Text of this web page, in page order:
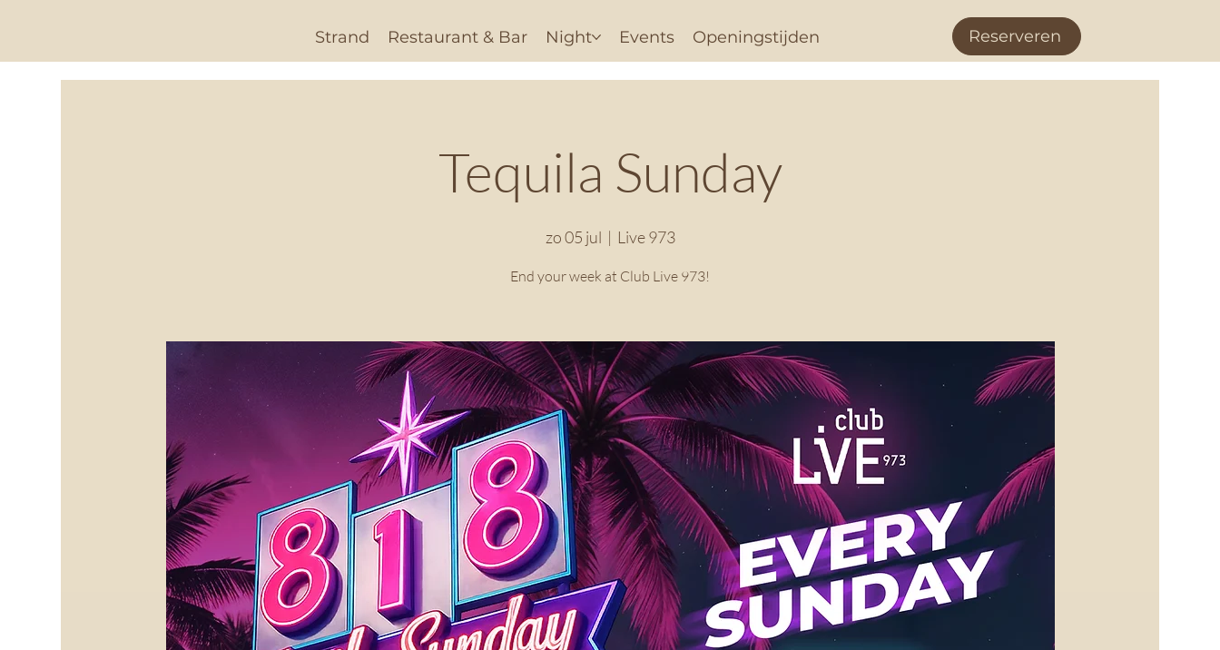
Strand Restaurant & Bar Night Events Openingstijden Reserveren
Tequila Sunday
zo 05 jul
  |
Live 973
End your week at Club Live 973!